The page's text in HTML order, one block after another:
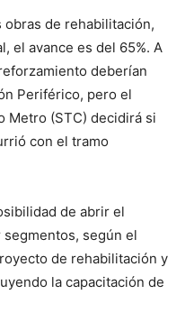
de rehabilitación,
el avance es del 65%. A
deberían
Periférico, pero el
Metro (STC) decidirá si
con el tramo
de abrir el
según el
de rehabilitación y
la capacitación de